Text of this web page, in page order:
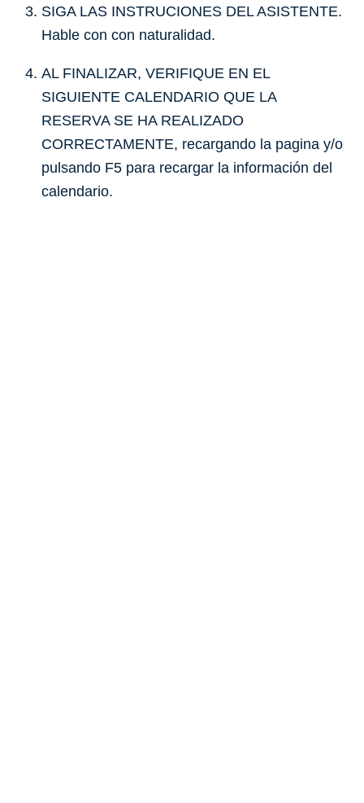
SIGA LAS INSTRUCIONES DEL ASISTENTE.
Hable con con naturalidad.
AL FINALIZAR, VERIFIQUE EN EL
SIGUIENTE CALENDARIO QUE LA
RESERVA SE HA REALIZADO
CORRECTAMENTE, recargando la pagina y/o
pulsando F5 para recargar la información del
calendario.